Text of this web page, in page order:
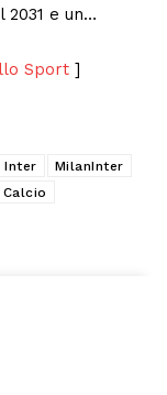
e un…
Sport ]
Inter
MilanInter